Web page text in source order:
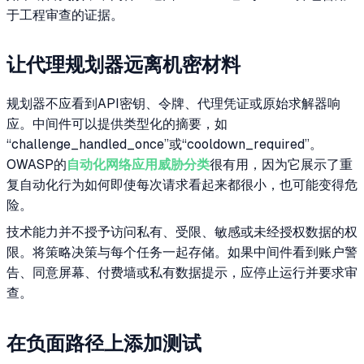
于工程审查的证据。
让代理规划器远离机密材料
规划器不应看到API密钥、令牌、代理凭证或原始求解器响
应。中间件可以提供类型化的摘要，如
“challenge_handled_once”或“cooldown_required”。
OWASP的自动化网络应用威胁分类很有用，因为它展示了重
复自动化行为如何即使每次请求看起来都很小，也可能变得危
险。
技术能力并不授予访问私有、受限、敏感或未经授权数据的权
限。将策略决策与每个任务一起存储。如果中间件看到账户警
告、同意屏幕、付费墙或私有数据提示，应停止运行并要求审
查。
在负面路径上添加测试